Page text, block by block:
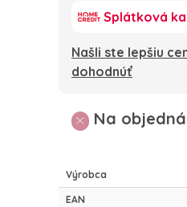
Splátková
Našli ste lepšiu
dohodnúť
Na
Výrobca
EAN